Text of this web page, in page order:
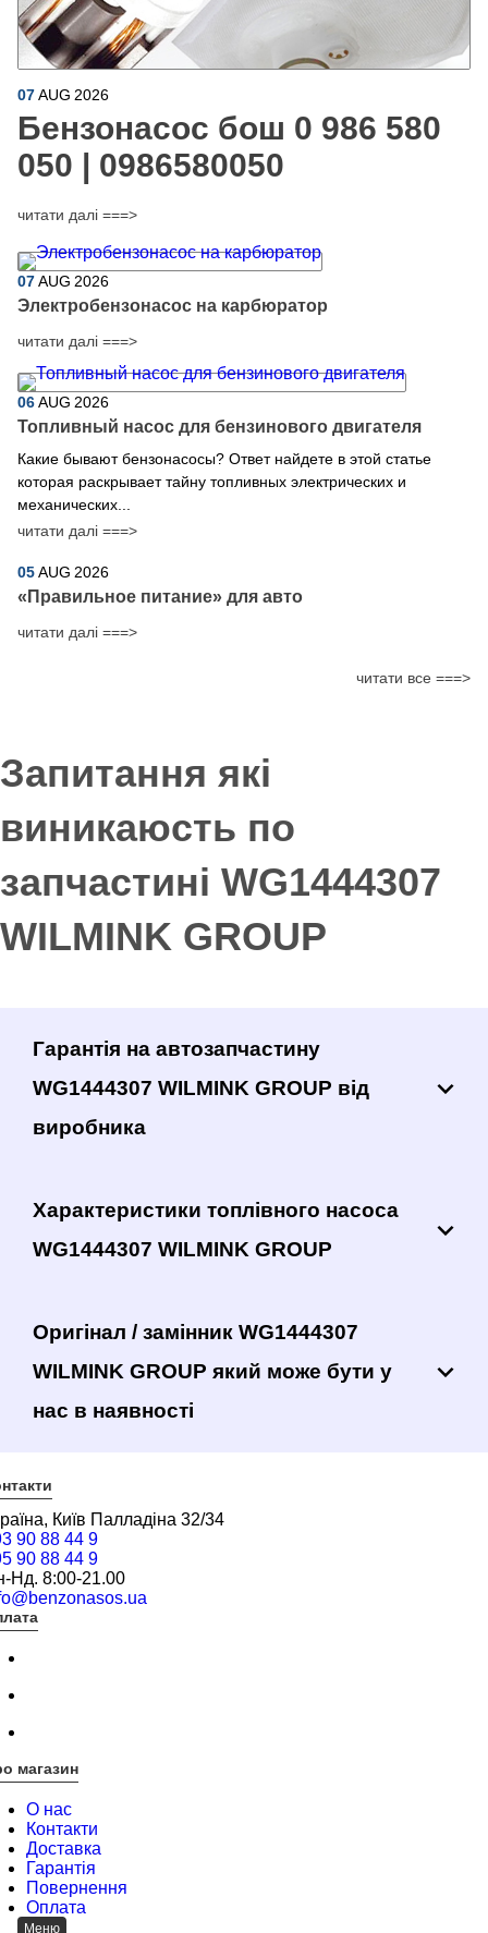
07AUG 2026
Бензонасос бош 0 986 580
050 | 0986580050
читати далі ===>
07AUG 2026
Электробензонасос на карбюратор
читати далі ===>
06AUG 2026
Топливный насос для бензинового двигателя
Какие бывают бензонасосы? Ответ найдете в этой статье
которая раскрывает тайну топливных электрических и
механических...
читати далі ===>
05AUG 2026
​«Правильное питание» для авто
читати далі ===>
читати все ===>
Запитання які
виникаюсть по
запчастині WG1444307
WILMINK GROUP
Гарантія на автозапчастину
WG1444307 WILMINK GROUP від
виробника
Характеристики топлівного насоса
WG1444307 WILMINK GROUP
Оригінал / замінник WG1444307
WILMINK GROUP який може бути у
нас в наявності
Київ Палладіна 32/34
90 88 44 9
90 88 44 9
Нд. 8:00-21.00
магазин
О нас
Контакти
Доставка
Гарантія
Повернення
Оплата
Меню